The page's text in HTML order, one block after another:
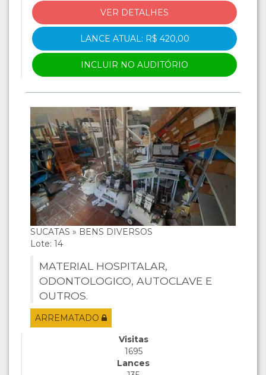
VER DETALHES
LANCE ATUAL: R$ 420,00
INCLUIR NO AUDITÓRIO
SUCATAS » BENS DIVERSOS
Lote: 14
MATERIAL HOSPITALAR,
ODONTOLOGICO, AUTOCLAVE E
OUTROS.
ARREMATADO
Visitas
1695
Lances